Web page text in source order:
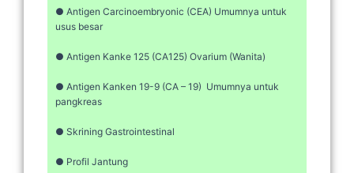
● Antigen Carcinoembryonic (CEA) Umumnya untuk
usus besar
● Antigen Kanke 125 (CA125) Ovarium (Wanita)
● Antigen Kanken 19-9 (CA – 19) Umumnya untuk
pangkreas
● Skrining Gastrointestinal
● Profil Jantung